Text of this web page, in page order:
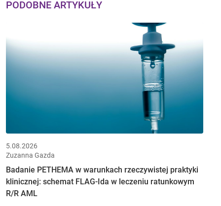
PODOBNE ARTYKUŁY
5.08.2026
Zuzanna Gazda
Badanie PETHEMA w warunkach rzeczywistej praktyki
klinicznej: schemat FLAG-Ida w leczeniu ratunkowym
R/R AML